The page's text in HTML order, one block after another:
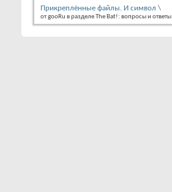
Прикреплённые файлы. И символ \
от gooRu в разделе The Bat!: вопросы и ответы